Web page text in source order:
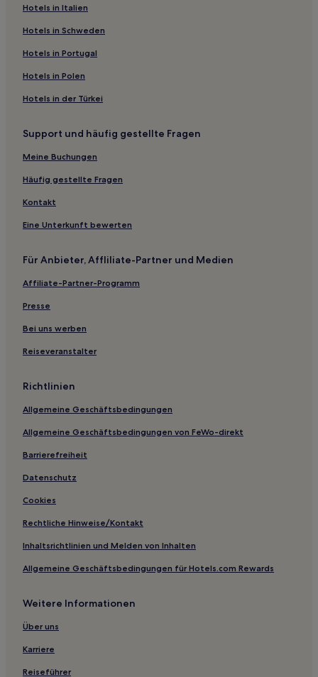
Abington Hotels
Uddingston Hotels
Hotels mit Parkplatz in East Kilbride
Haustierfreundliche in East Kilbride
Ferienwohnungen in East Kilbride
East Kilbride Hotels
Quothquan Hotels
Symington Hotels
High Blantyre Hotels
Cambuslang Hotels
Hotels mit Parkplatz in Larkhall
Larkhall Hotels
Hotels mit Parkplatz in Hamilton
Ferienwohnungen in Hamilton
3-Sterne-Hotels in Hamilton
Hotels mit Parkplatz in Lanark
Haustierfreundliche in Lanark
3-Sterne-Hotels in Lanark
Lanark Hotels
Carluke Hotels
Hotels mit Parkplatz in Biggar
Haustierfreundliche in Biggar
3-Sterne-Hotels in Biggar
Strathaven Hotels
3-Sterne-Hotels in East Kilbride
3-Sterne-Hotels in Larkhall
Business in Biggar
Familien in Biggar
Hotels in Italien
Hotels in Schweden
Hotels in Portugal
Hotels in Polen
Hotels in der Türkei
Support und häufig gestellte Fragen
Meine Buchungen
Häufig gestellte Fragen
Kontakt
Eine Unterkunft bewerten
Für Anbieter, Affliliate-Partner und Medien
Affiliate-Partner-Programm
Presse
Bei uns werben
Reiseveranstalter
Richtlinien
Allgemeine Geschäftsbedingungen
Allgemeine Geschäftsbedingungen von FeWo-direkt
Barrierefreiheit
Datenschutz
Cookies
Rechtliche Hinweise/Kontakt
Inhaltsrichtlinien und Melden von Inhalten
Allgemeine Geschäftsbedingungen für Hotels.com Rewards
Weitere Informationen
Über uns
Karriere
Reiseführer